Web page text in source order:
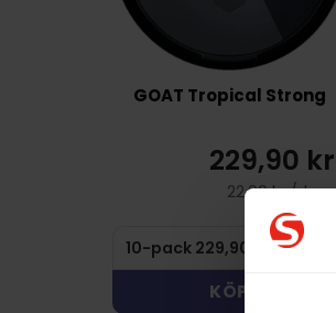
GOAT Tropical Strong
229,90 kr
22,99 kr /dosa
KÖP